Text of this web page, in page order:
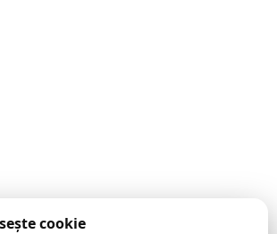
cookie